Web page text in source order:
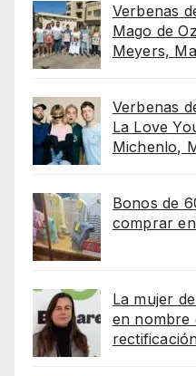
Verbenas
Mago de
Meyers,
Verbenas
La Love
Michenlo,
Bonos de
comprar
La mujer
en nombre